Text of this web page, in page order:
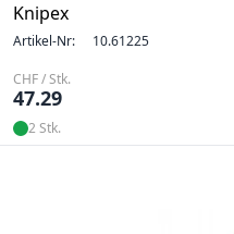
Knipex
Artikel-Nr: 10.61225
CHF / Stk.
47.29
2 Stk.